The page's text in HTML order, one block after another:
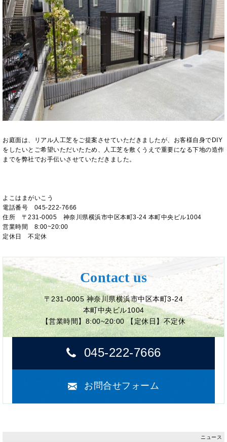
お庭面は、リアル人工芝をご提案させていただきましたが、お客様自身でDIY
をしたいとご希望いただいたため、人工芝を敷くうえで重要になる下地の造作
までを弊社でお手伝いさせていただきました。
よこはまがいこう
電話番号 045-222-7666
住所 〒231-0005 神奈川県横浜市中区本町3-24 本町中央ビル1004
営業時間 8:00~20:00
定休日 不定休
Contact us
〒231-0005 神奈川県横浜市中区本町3-24
本町中央ビル1004
【営業時間】8:00~20:00 【定休日】不定休
045-222-7666
お問合せフォーム
ニュース